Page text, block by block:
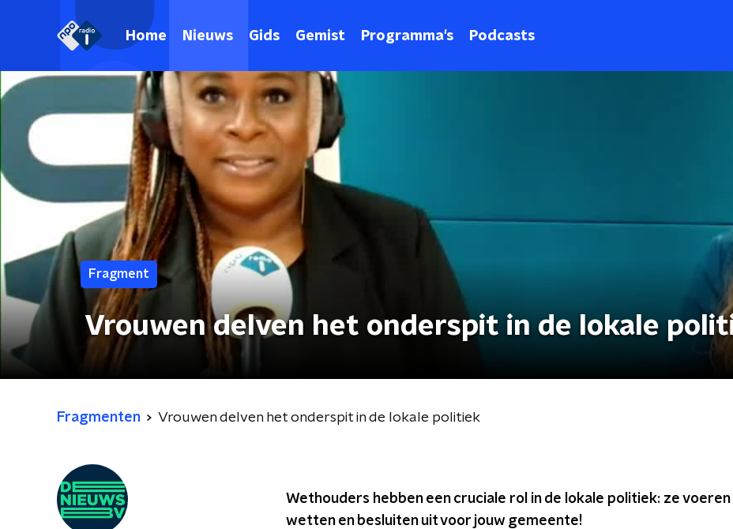
Home Nieuws Gids Gemist Programma's Podcasts
Fragment
Vrouwen delven het onderspit in de lokale
Fragmenten Vrouwen delven het onderspit in de lokale politiek
Wethouders hebben een cruciale rol in de lokale politiek: ze voeren
wetten en besluiten uit voor jouw gemeente!